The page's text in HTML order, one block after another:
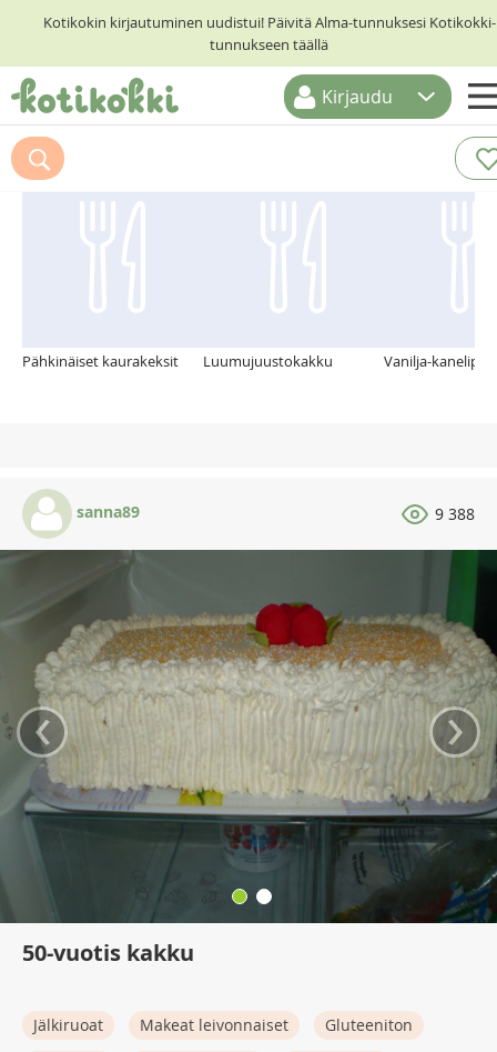
Kotikokin kirjautuminen uudistui! Päivitä Alma-tunnuksesi Kotikokki-
tunnukseen täällä
ETUSIVU
RESEPTIHAKU
Kirjaudu
Suosittelemme myös
Pähkinäiset kaurakeksit Luumujuustokakku Vanilja-
sanna89 9 388
‹ ›
50-vuotis kakku
Jälkiruoat Makeat leivonnaiset
Gluteeniton